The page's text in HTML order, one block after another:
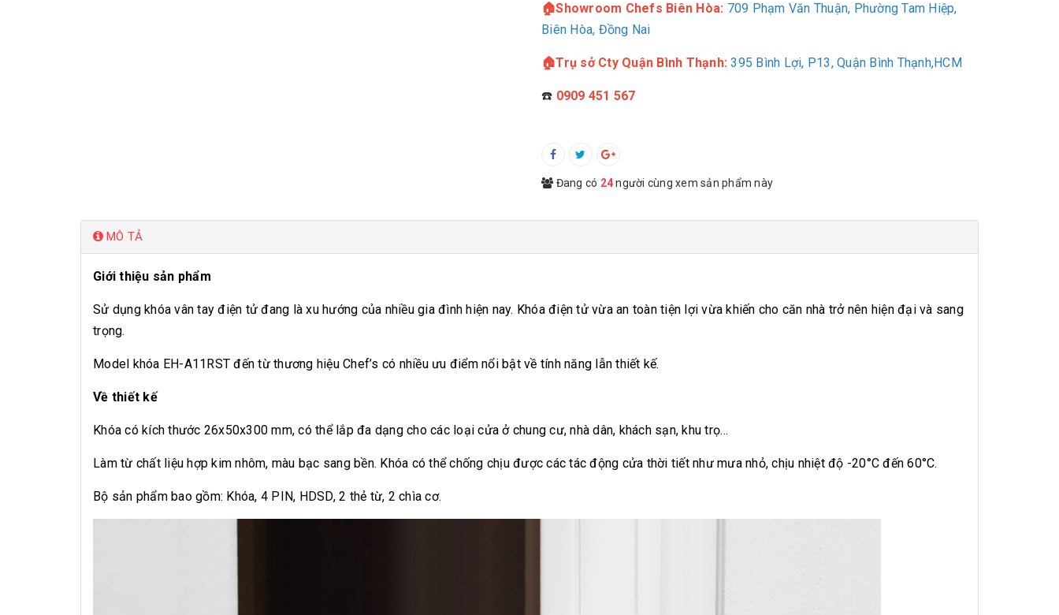
🏠Showroom Chefs Biên Hòa: 709 Phạm Văn Thuận, Phường Tam Hiệp,
Biên Hòa, Đồng Nai
🏠Trụ sở Cty Quận Bình Thạnh:395 Bình Lợi, P13, Quận Bình Thạnh,HCM
☎️ 0909 451 567
Đang có 24người cùng xem sản phẩm này
MÔ TẢ
Giới thiệu sản phẩm
Sử dụng khóa vân tay điện tử đang là xu hướng của nhiều gia đình hiện nay. Khóa điện tử vừa an toàn tiện lợi vừa khiến cho căn nhà trở nên hiện đại và sang
trọng.
Model khóa EH-A11RST đến từ thương hiệu Chef’s có nhiều ưu điểm nổi bật về tính năng lẫn thiết kế.
Về thiết kế
Khóa có kích thước 26x50x300 mm, có thể lắp đa dạng cho các loại cửa ở chung cư, nhà dân, khách sạn, khu trọ…
Làm từ chất liệu hợp kim nhôm, màu bạc sang bền. Khóa có thể chống chịu được các tác động cửa thời tiết như mưa nhỏ, chịu nhiệt độ -20°C đến 60°C.
Bộ sản phẩm bao gồm: Khóa, 4 PIN, HDSD, 2 thẻ từ, 2 chìa cơ.